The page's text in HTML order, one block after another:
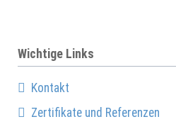
Wichtige Links
Kontakt
Zertifikate und Referenzen